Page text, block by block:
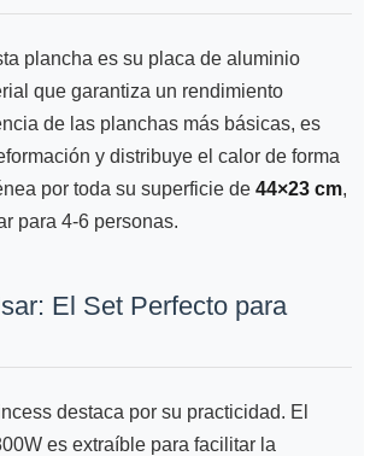
plancha es su placa de aluminio
que garantiza un rendimiento
de las planchas más básicas, es
y distribuye el calor de forma
por toda su superficie de 44×23 cm,
para 4-6 personas.
El Set Perfecto para
destaca por su practicidad. El
es extraíble para facilitar la